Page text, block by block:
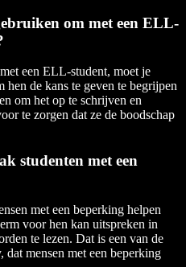
om met een ELL-
een ELL-student, moet je
hen de kans te geven te begrijpen
om het op te schrijven en
te zorgen dat ze de boodschap
studenten met een
met een beperking helpen
voor hen kan uitspreken in
te lezen. Dat is een van de
dat mensen met een beperking